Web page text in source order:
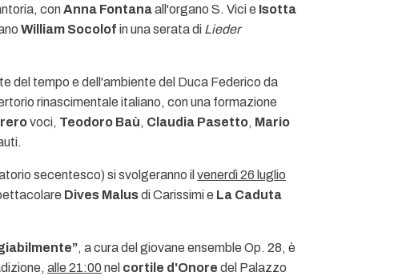
conAnna Fontanaall'organo S. Vici e Isotta
William Socolof in una serata di Lieder
del tempo e dell'ambiente del Duca Federico da
rinascimentale italiano, con una formazione
voci, Teodoro Baù, Claudia Pasetto, Mario
secentesco) si svolgeranno il venerdì 26 luglio
Dives Malusdi Carissimi e La Caduta
, a cura del giovane ensemble Op. 28, è
alle 21:00 nel cortile d'Onore del Palazzo